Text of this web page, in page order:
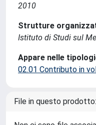
2010
Strutture
Istituto di Studi sul
Appare nelle
02.01 Contributo in
File in questo prodotto: